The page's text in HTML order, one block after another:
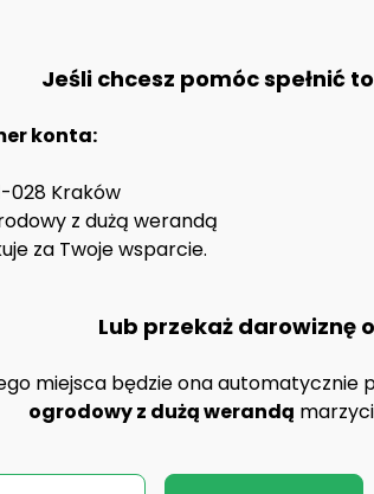
Jeśli chcesz pomóc spełnić
konta:
028 Kraków
z dużą werandą
za Twoje wsparcie.
Lub przekaż darowiznę
miejsca będzie ona automatycznie
ogrodowy z dużą werandą